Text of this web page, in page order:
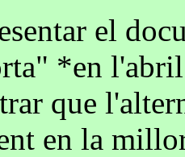
el
*en
que
en la